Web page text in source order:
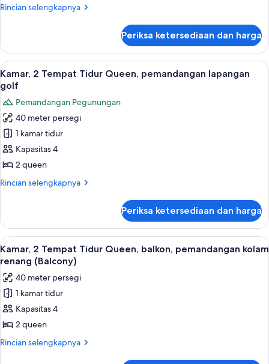
tidur
Sofa,
pemandangan
lapangan
golf
Rincian selengkapnya
Rincian
Kamar,
Tempat
Tidur
King
dengan
tempat
tidur
Sofa,
pemandangan
golf
Periksa ketersediaan dan harga
Lihat
semua
foto
untuk
Kamar,
2
Tempat
Tidur
Queen,
pemandangan
golf
Seprai premium, bantalan ekstra
6
Kamar, 2 Tempat Tidur Queen, pemandangan lapangan
golf
Pemandangan Pegunungan
40 meter persegi
1 kamar tidur
Kapasitas 4
2 queen
Rincian selengkapnya
Rincian
Kamar,
Tempat
Tidur
Queen,
pemandangan
lapangan
golf
Periksa ketersediaan dan harga
Lihat
semua
foto
untuk
Kamar,
2
Tempat
Tidur
Seprai premium, bantalan ekstra
5
Kamar, 2 Tempat Tidur Queen, balkon, pemandangan kolam
renang (Balcony)
40 meter persegi
1 kamar tidur
Kapasitas 4
2 queen
Rincian selengkapnya
Rincian